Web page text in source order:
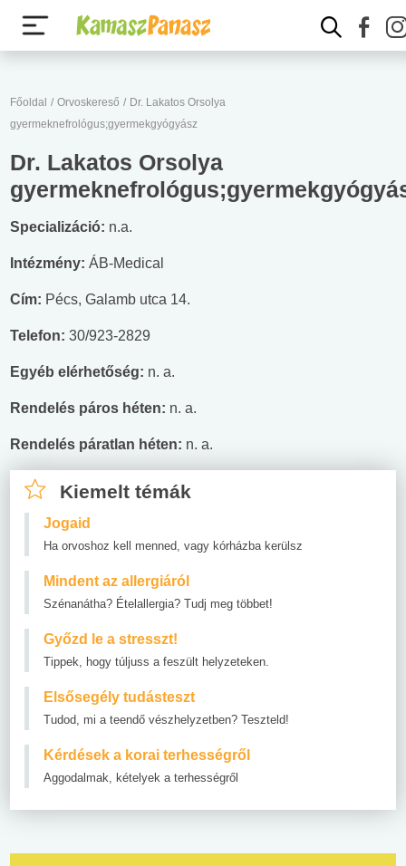
Főoldal / Orvoskereső / Dr. Lakatos Orsolya
gyermeknefrológus;gyermekgyógyász
Dr. Lakatos Orsolya
Specializáció: n.a.
Intézmény: ÁB-Medical
Cím: Pécs, Galamb utca 14.
Telefon: 30/923-2829
Egyéb elérhetőség: n. a.
Rendelés páros héten: n. a.
Rendelés páratlan héten: n. a.
Kiemelt témák
Jogaid
Ha orvoshoz kell menned, vagy kórházba kerülsz
Mindent az allergiáról
Szénanátha? Ételallergia? Tudj meg többet!
Győzd le a stresszt!
Tippek, hogy túljuss a feszült helyzeteken.
Elsősegély tudásteszt
Tudod, mi a teendő vészhelyzetben? Teszteld!
Kérdések a korai terhességről
Aggodalmak, kételyek a terhességről